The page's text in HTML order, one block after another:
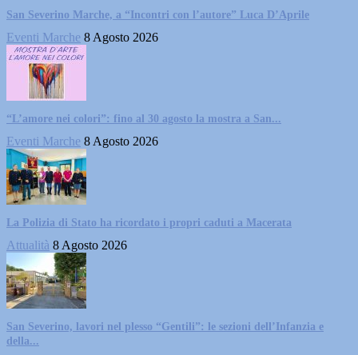
San Severino Marche, a “Incontri con l’autore” Luca D’Aprile
Eventi Marche 8 Agosto 2026
“L’amore nei colori”: fino al 30 agosto la mostra a San...
Eventi Marche 8 Agosto 2026
La Polizia di Stato ha ricordato i propri caduti a Macerata
Attualità 8 Agosto 2026
San Severino, lavori nel plesso “Gentili”: le sezioni dell’Infanzia e
della...